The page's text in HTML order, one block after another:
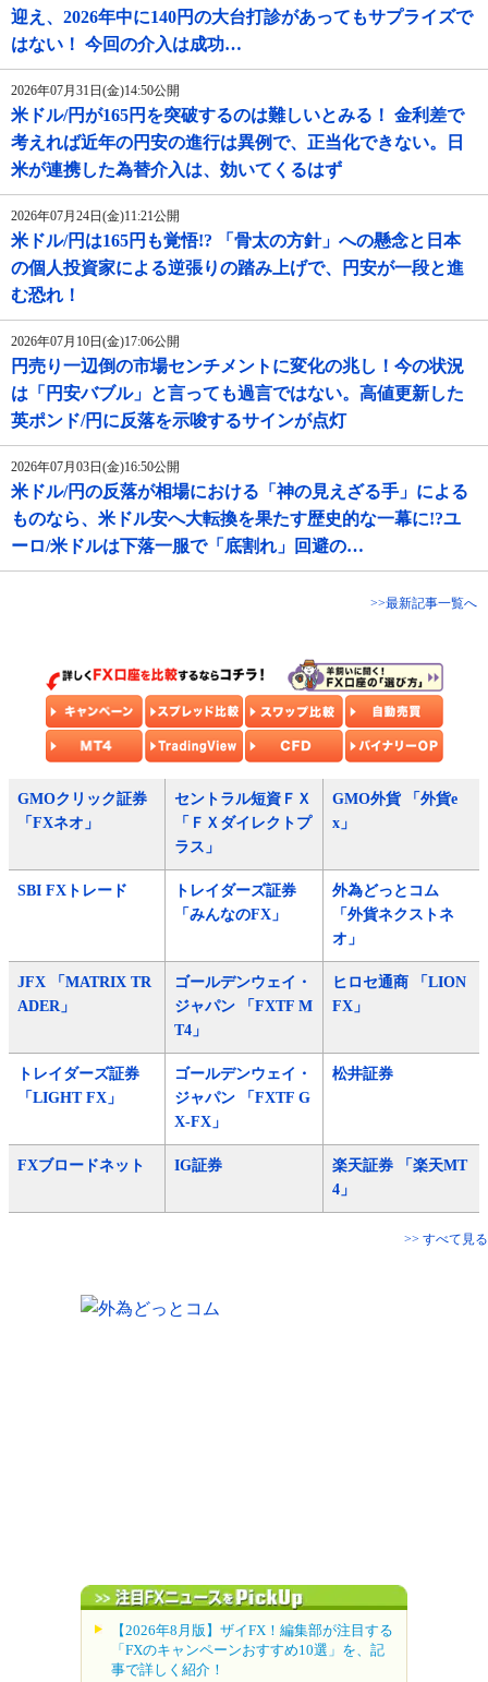
迎え、2026年中に140円の大台打診があってもサプライズで
はない！ 今回の介入は成功…
2026年07月31日(金)14:50公開
米ドル/円が165円を突破するのは難しいとみる！ 金利差で
考えれば近年の円安の進行は異例で、正当化できない。日
米が連携した為替介入は、効いてくるはず
2026年07月24日(金)11:21公開
米ドル/円は165円も覚悟!? 「骨太の方針」への懸念と日本
の個人投資家による逆張りの踏み上げで、円安が一段と進
む恐れ！
2026年07月10日(金)17:06公開
円売り一辺倒の市場センチメントに変化の兆し！今の状況
は「円安バブル」と言っても過言ではない。高値更新した
英ポンド/円に反落を示唆するサインが点灯
2026年07月03日(金)16:50公開
米ドル/円の反落が相場における「神の見えざる手」による
ものなら、米ドル安へ大転換を果たす歴史的な一幕に!?ユ
ーロ/米ドルは下落一服で「底割れ」回避の…
>>最新記事一覧へ
GMOクリック証券
「FXネオ」
セントラル短資ＦＸ
「ＦＸダイレクトプ
ラス」
GMO外貨 「外貨e
x」
SBI FXトレード
トレイダーズ証券
「みんなのFX」
外為どっとコム
「外貨ネクストネ
オ」
JFX 「MATRIX TR
ADER」
ゴールデンウェイ・
ジャパン 「FXTF M
T4」
ヒロセ通商 「LION
FX」
トレイダーズ証券
「LIGHT FX」
ゴールデンウェイ・
ジャパン 「FXTF G
X-FX」
松井証券
FXブロードネット IG証券
楽天証券 「楽天MT
4」
>> すべて見る
【2026年8月版】ザイFX！編集部が注目する
「FXのキャンペーンおすすめ10選」を、記
事で詳しく紹介！